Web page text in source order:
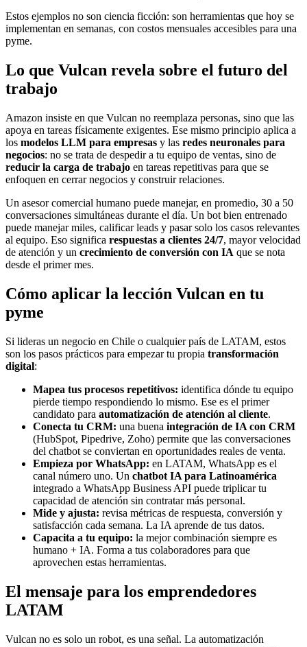
Estos ejemplos no son ciencia ficción: son herramientas que hoy se
implementan en semanas, con costos mensuales accesibles para una
pyme.
Lo que Vulcan revela sobre el futuro del
trabajo
Amazon insiste en que Vulcan no reemplaza personas, sino que las
apoya en tareas físicamente exigentes. Ese mismo principio aplica a
los modelos LLM para empresas y las redes neuronales para
negocios: no se trata de despedir a tu equipo de ventas, sino de
reducir la carga de trabajo en tareas repetitivas para que se
enfoquen en cerrar negocios y construir relaciones.
Un asesor comercial humano puede manejar, en promedio, 30 a 50
conversaciones simultáneas durante el día. Un bot bien entrenado
puede manejar miles, calificar leads y pasar solo los casos relevantes
al equipo. Eso significa respuestas a clientes 24/7, mayor velocidad
de atención y un crecimiento de conversión con IA que se nota
desde el primer mes.
Cómo aplicar la lección Vulcan en tu
pyme
Si lideras un negocio en Chile o cualquier país de LATAM, estos
son los pasos prácticos para empezar tu propia transformación
digital:
Mapea tus procesos repetitivos: identifica dónde tu equipo
pierde tiempo respondiendo lo mismo. Ese es el primer
candidato para automatización de atención al cliente.
Conecta tu CRM: una buena integración de IA con CRM
(HubSpot, Pipedrive, Zoho) permite que las conversaciones
del chatbot se conviertan en oportunidades reales de venta.
Empieza por WhatsApp: en LATAM, WhatsApp es el
canal número uno. Un chatbot IA para Latinoamérica
integrado a WhatsApp Business API puede triplicar tu
capacidad de atención sin contratar más personal.
Mide y ajusta: revisa métricas de respuesta, conversión y
satisfacción cada semana. La IA aprende de tus datos.
Capacita a tu equipo: la mejor combinación siempre es
humano + IA. Forma a tus colaboradores para que
aprovechen estas herramientas.
El mensaje para los emprendedores
LATAM
Vulcan no es solo un robot, es una señal. La automatización